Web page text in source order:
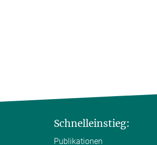
Schnelleinstieg:
Publikationen